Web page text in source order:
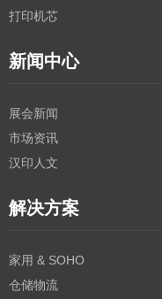
打印机芯
新闻中心
展会新闻
市场资讯
汉印人文
解决方案
家用 & SOHO
仓储物流